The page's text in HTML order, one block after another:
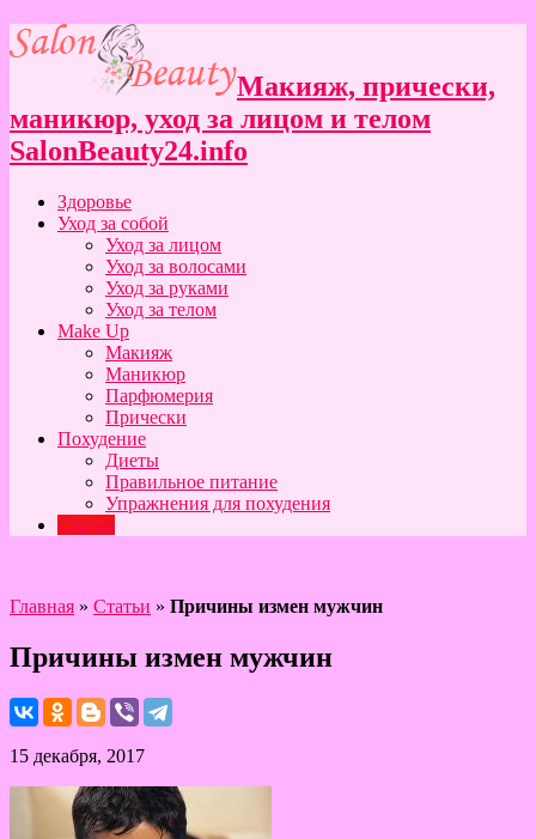
Макияж, прически,
маникюр, уход за лицом и телом
SalonBeauty24.info
Здоровье
Уход за собой
Уход за лицом
Уход за волосами
Уход за руками
Уход за телом
Make Up
Макияж
Маникюр
Парфюмерия
Прически
Похудение
Диеты
Правильное питание
Упражнения для похудения
Статьи
Главная » Статьи » Причины измен мужчин
Причины измен мужчин
15 декабря, 2017